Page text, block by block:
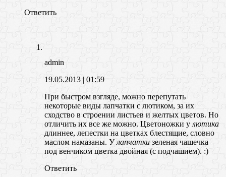
Ответить
admin
19.05.2013 | 01:59
При быстром взгляде, можно перепутать
некоторые виды лапчатки с лютиком, за их
сходство в строении листьев и желтых цветов. Но
отличить их все же можно. Цветоножки у лютика
длиннее, лепестки на цветках блестящие, словно
маслом намазаны. Улапчатки зеленая чашечка
под венчиком цветка двойная (с подчашием). :)
Ответить